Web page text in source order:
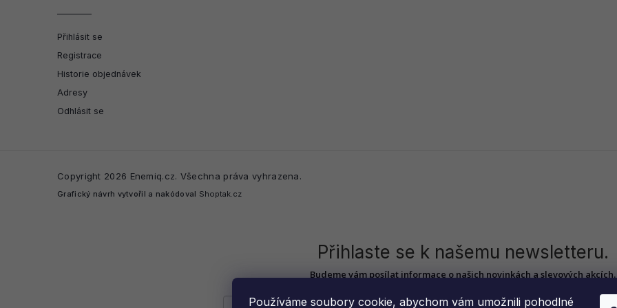
Používáme soubory cookie, abychom vám umožnili pohodlné
Přihlásit se
Registrace
Historie objednávek
Adresy
Odhlásit se
Copyright 2026 Enemiq.cz. Všechna práva vyhrazena.
Grafický návrh vytvořil a nakódoval Shoptak.cz
Přihlaste se k našemu newsletteru.
Budeme vám posílat informace o našich novinkách a slevových akcích.